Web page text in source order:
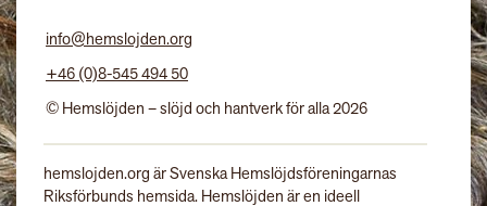
info@hemslojden.org
+46 (0)8-545 494 50
© Hemslöjden – slöjd och hantverk för alla 2026
hemslojden.org är Svenska Hemslöjdsföreningarnas
Riksförbunds hemsida. Hemslöjden är en ideell